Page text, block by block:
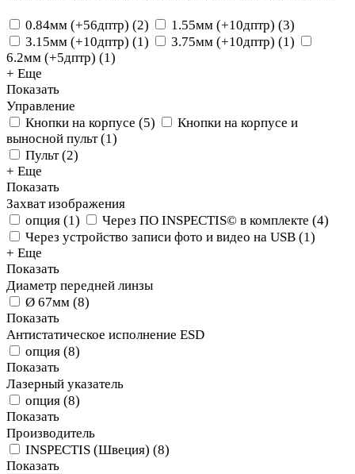
0.84мм (+56дптр) (2) 1.55мм (+10дптр) (3)
3.15мм (+10дптр) (1) 3.75мм (+10дптр) (1)
6.2мм (+5дптр) (1)
+ Еще
Показать
Управление
Кнопки на корпусе (5)
Кнопки на корпусе и
выносной пульт(1)
Пульт(2)
+ Еще
Показать
Захват изображения
опция (1) Через ПО INSPECTIS© в комплекте (4)
Через устройство записи фото и видео на USB (1)
+ Еще
Показать
Диаметр передней линзы
Ø 67мм (8)
Показать
Антистатическое исполнение ESD
опция (8)
Показать
Лазерный указатель
опция (8)
Показать
Производитель
INSPECTIS (Швеция) (8)
Показать